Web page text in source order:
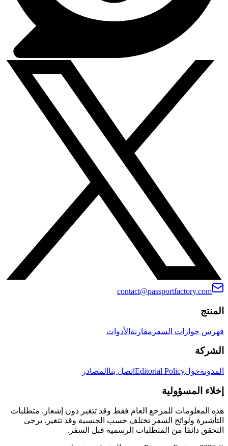
contact@passportfactory.com
المنتج
فهرس جوازات السفر مقارنة الأدوات
الشركة
المدونةحولEditorial Policy اتصل بنا المصادر
إخلاء المسؤولية
هذه المعلومات للمرجع العام فقط وقد تتغير دون إشعار. متطلبات
التأشيرة ولوائح السفر تختلف حسب الجنسية وقد تتغير. يرجى
التحقق دائمًا من المتطلبات الرسمية قبل السفر.